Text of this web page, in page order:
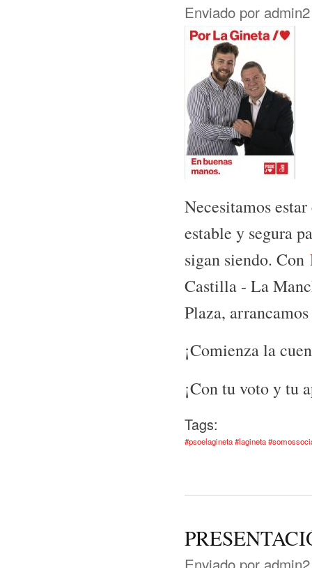
Enviado por admin2
Necesitamos
estable y segura
sigan siendo. Con
Castilla - La
Plaza,
¡Comienza la
¡Con tu voto y tu
Tags:
#psoelagineta #lagineta
Enviado por admin2